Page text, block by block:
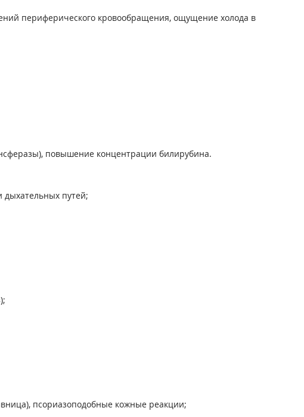
периферического кровообращения, ощущение холода в
повышение концентрации билирубина.
дыхательных путей;
псориазоподобные кожные реакции;